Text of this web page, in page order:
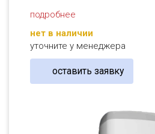
подробнее
нет в наличии
уточните у менеджера
оставить заявку